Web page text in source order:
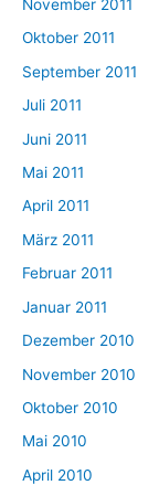
November 2011
Oktober 2011
September 2011
Juli 2011
Juni 2011
Mai 2011
April 2011
März 2011
Februar 2011
Januar 2011
Dezember 2010
November 2010
Oktober 2010
Mai 2010
April 2010